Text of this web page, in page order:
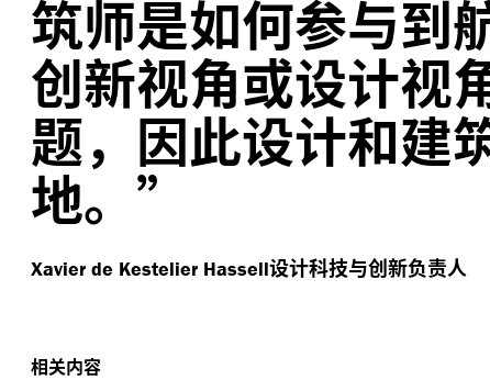
筑师是如何参与到
创新视角或设计视
题，因此设计和建
地。”
Xavier de Kestelier Hassell设计科技与创新负责人
相关内容